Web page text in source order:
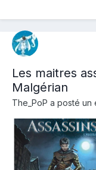
Les maitres
Malgérian
The_PoP a posté un